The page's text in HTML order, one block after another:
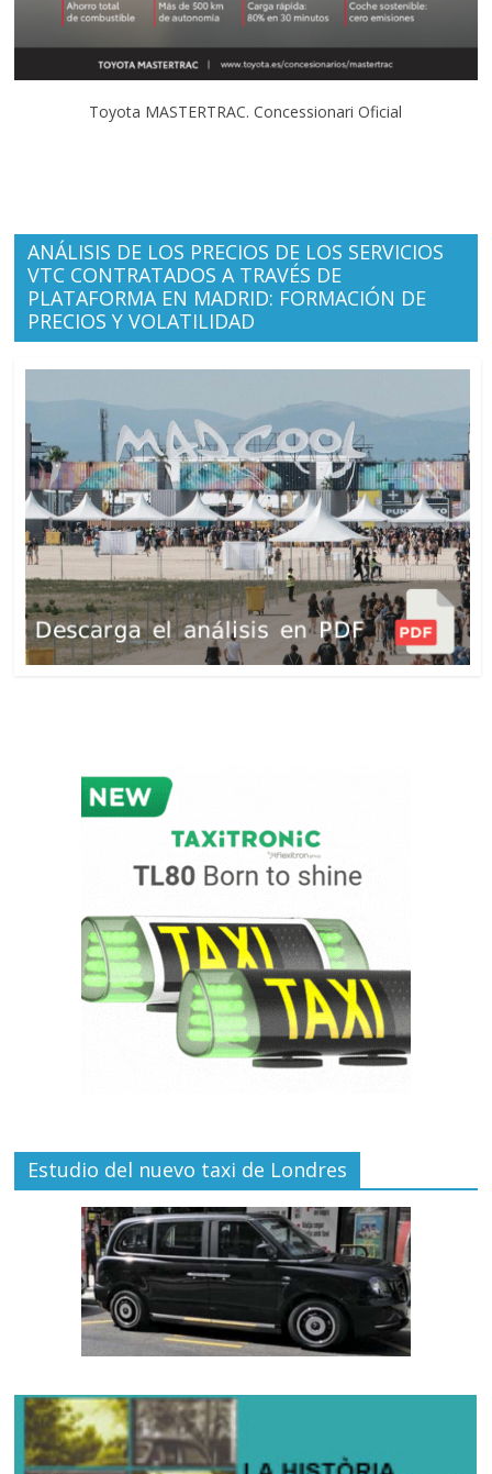
Toyota MASTERTRAC. Concessionari Oficial
ANÁLISIS DE LOS PRECIOS DE LOS SERVICIOS
VTC CONTRATADOS A TRAVÉS DE
PLATAFORMA EN MADRID: FORMACIÓN DE
PRECIOS Y VOLATILIDAD
Estudio del nuevo taxi de Londres